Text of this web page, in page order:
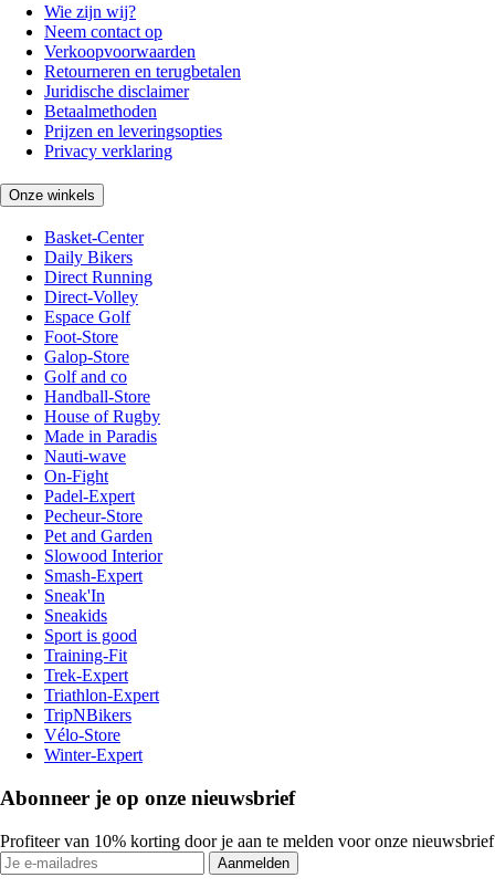
Wie zijn wij?
Neem contact op
Verkoopvoorwaarden
Retourneren en terugbetalen
Juridische disclaimer
Betaalmethoden
Prijzen en leveringsopties
Privacy verklaring
Onze winkels
Basket-Center
Daily Bikers
Direct Running
Direct-Volley
Espace Golf
Foot-Store
Galop-Store
Golf and co
Handball-Store
House of Rugby
Made in Paradis
Nauti-wave
On-Fight
Padel-Expert
Pecheur-Store
Pet and Garden
Slowood Interior
Smash-Expert
Sneak'In
Sneakids
Sport is good
Training-Fit
Trek-Expert
Triathlon-Expert
TripNBikers
Vélo-Store
Winter-Expert
Abonneer je op onze nieuwsbrief
Profiteer van 10% korting door je aan te melden voor onze nieuwsbrief
Aanmelden